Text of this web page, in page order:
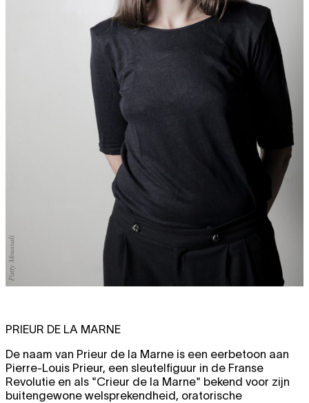
PRIEUR DE LA MARNE
De naam van Prieur de la Marne is een eerbetoon aan
Pierre-Louis Prieur, een sleutelfiguur in de Franse
Revolutie en als "Crieur de la Marne" bekend voor zijn
buitengewone welsprekendheid, oratorische